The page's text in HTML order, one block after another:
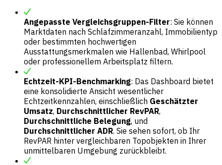
Angepasste Vergleichsgruppen-Filter: Sie können
Marktdaten nach Schlafzimmeranzahl, Immobilientyp
oder bestimmten hochwertigen
Ausstattungsmerkmalen wie Hallenbad, Whirlpool
oder professionellem Arbeitsplatz filtern.
Echtzeit-KPI-Benchmarking: Das Dashboard bietet
eine konsolidierte Ansicht wesentlicher
Echtzeitkennzahlen, einschließlich Geschätzter
Umsatz, Durchschnittlicher RevPAR,
Durchschnittliche Belegung, und
Durchschnittlicher ADR. Sie sehen sofort, ob Ihr
RevPAR hinter vergleichbaren Topobjekten in Ihrer
unmittelbaren Umgebung zurückbleibt.